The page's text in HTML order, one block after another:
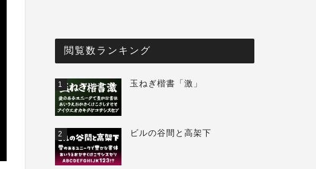
閲覧数ランキング
1 玉ねぎ楷書「激」
2 ビルの谷間と高架下